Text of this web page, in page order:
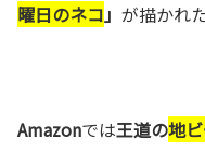
曜日のネコ」 が描かれ
Amazonでは王道の地